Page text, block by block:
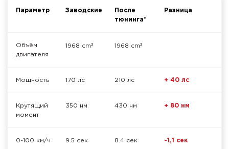
Параметр Заводские
После
тюнинга*
Разница
Объём
двигателя
1968 cm³ 1968 cm³
Мощность 170 лс 210 лс + 40 лс
Крутящий
момент
350 нм 430 нм + 80 нм
0-100 км/ч 9.5 сек 8.4 сек -1,1 сек